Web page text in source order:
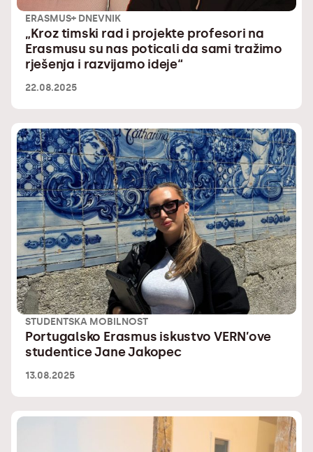
ERASMUS+ DNEVNIK
„Kroz timski rad i projekte profesori na
Erasmusu su nas poticali da sami tražimo
rješenja i razvijamo ideje“
22.08.2025
STUDENTSKA MOBILNOST
Portugalsko Erasmus iskustvo VERN’ove
studentice Jane Jakopec
13.08.2025